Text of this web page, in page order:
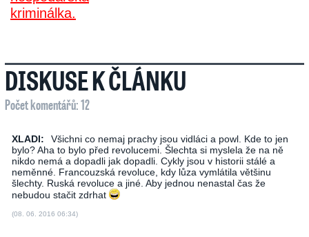
DISKUSE K ČLÁNKU
Počet komentářů: 12
XLADI:
Všichni co nemaj prachy jsou vidláci a powl. Kde to jen
bylo? Aha to bylo před revolucemi. Šlechta si myslela že na ně
nikdo nemá a dopadli jak dopadli. Cykly jsou v historii stálé a
neměnné. Francouzská revoluce, kdy lůza vymlátila většinu
šlechty. Ruská revoluce a jiné. Aby jednou nenastal čas že
nebudou stačit zdrhat
(08. 06. 2016 06:34)